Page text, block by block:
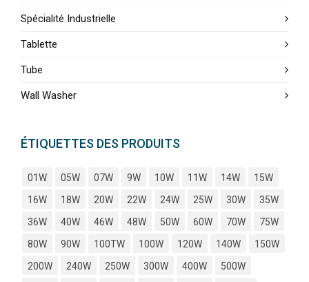
Spécialité Industrielle
Tablette
Tube
Wall Washer
ÉTIQUETTES DES PRODUITS
01W 05W 07W 9W 10W 11W 14W
15W
16W
18W 20W 22W 24W 25W 30W
35W
36W
40W 46W 48W 50W 60W 70W
75W
80W
90W 100TW 100W 120W 140W
150W
200W
240W 250W 300W 400W
500W